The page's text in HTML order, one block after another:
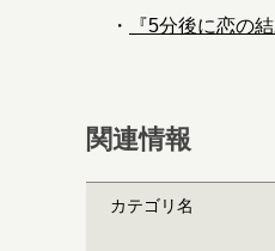
・ 『5分後に恋の
関連情報
カテゴリ名